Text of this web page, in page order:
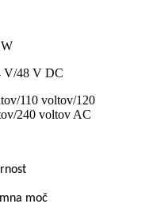
V/48 V DC
110 voltov/120
240 voltov AC
moč